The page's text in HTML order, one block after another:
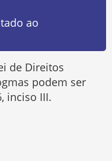
ao
de Direitos
podem ser
inciso III.